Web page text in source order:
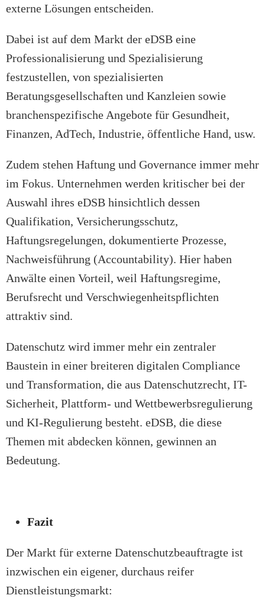
externe Lösungen entscheiden.
Dabei ist auf dem Markt der eDSB eine
Professionalisierung und Spezialisierung
festzustellen, von spezialisierten
Beratungsgesellschaften und Kanzleien sowie
branchenspezifische Angebote für Gesundheit,
Finanzen, AdTech, Industrie, öffentliche Hand, usw.
Zudem stehen Haftung und Governance immer mehr
im Fokus. Unternehmen werden kritischer bei der
Auswahl ihres eDSB hinsichtlich dessen
Qualifikation, Versicherungsschutz,
Haftungsregelungen, dokumentierte Prozesse,
Nachweisführung (Accountability). Hier haben
Anwälte einen Vorteil, weil Haftungsregime,
Berufsrecht und Verschwiegenheitspflichten
attraktiv sind.
Datenschutz wird immer mehr ein zentraler
Baustein in einer breiteren digitalen Compliance
und Transformation, die aus Datenschutzrecht, IT-
Sicherheit, Plattform- und Wettbewerbsregulierung
und KI-Regulierung besteht. eDSB, die diese
Themen mit abdecken können, gewinnen an
Bedeutung.
Fazit
Der Markt für externe Datenschutzbeauftragte ist
inzwischen ein eigener, durchaus reifer
Dienstleistungsmarkt: